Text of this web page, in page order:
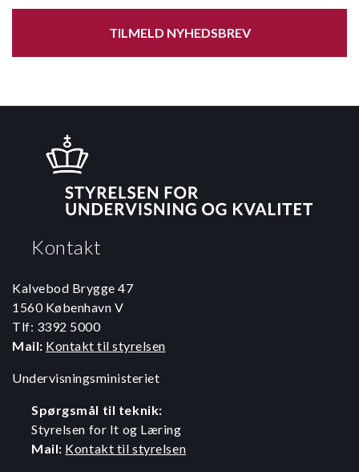
TILMELD NYHEDSBREV
Kontakt
Kalvebod Brygge 47
1560 København V
Tlf: 3392 5000
Mail: Kontakt til styrelsen
Undervisningsministeriet
Spørgsmål til teknik:
Styrelsen for It og Læring
Mail: Kontakt til styrelsen